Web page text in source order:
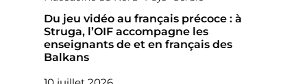
Du jeu vidéo au français précoce : à
Struga, l’OIF accompagne les
enseignants de et en français des
Balkans